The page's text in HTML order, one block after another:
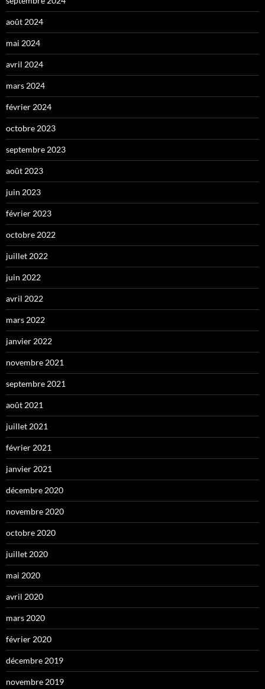
août 2024
mai 2024
avril 2024
mars 2024
février 2024
octobre 2023
septembre 2023
août 2023
juin 2023
février 2023
octobre 2022
juillet 2022
juin 2022
avril 2022
mars 2022
janvier 2022
novembre 2021
septembre 2021
août 2021
juillet 2021
février 2021
janvier 2021
décembre 2020
novembre 2020
octobre 2020
juillet 2020
mai 2020
avril 2020
mars 2020
février 2020
décembre 2019
novembre 2019